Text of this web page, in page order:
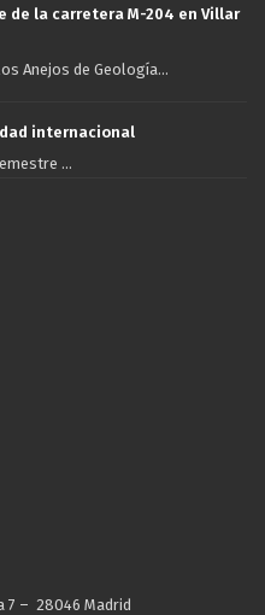
de la carretera M-204 en Villar
Anejos de Geología...
internacional
...
7 – 28046 Madrid